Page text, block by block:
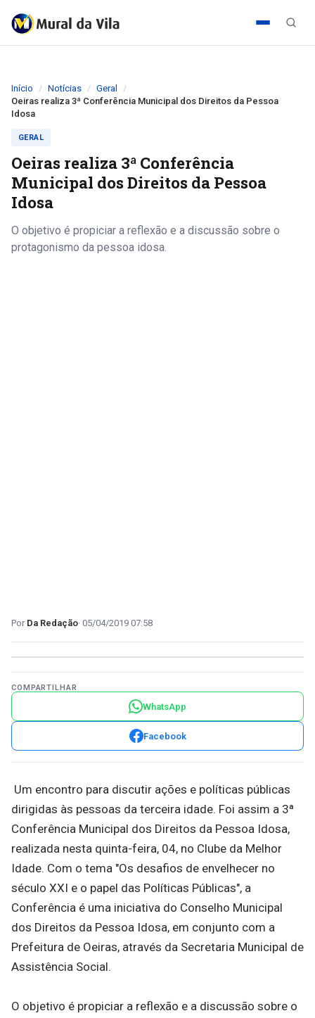
Início Notícias
Geral
Oeiras realiza 3ª Conferência Municipal dos Direitos da Pessoa
Idosa
GERAL
Oeiras realiza 3ª Conferência
Municipal dos Direitos da Pessoa
Idosa
O objetivo é propiciar a reflexão e a discussão sobre o
protagonismo da pessoa idosa.
Da Redação 05/04/2019 07:58
COMPARTILHAR
WhatsApp
Facebook
Um encontro para discutir ações e políticas públicas
dirigidas às pessoas da terceira idade. Foi assim a 3ª
Conferência Municipal dos Direitos da Pessoa Idosa,
realizada nesta quinta-feira, 04, no Clube da Melhor
Idade. Com o tema "Os desafios de envelhecer no
século XXI e o papel das Políticas Públicas", a
Conferência é uma iniciativa do Conselho Municipal
dos Direitos da Pessoa Idosa, em conjunto com a
Prefeitura de Oeiras, através da Secretaria Municipal de
Assistência Social.
O objetivo é propiciar a reflexão e a discussão sobre o